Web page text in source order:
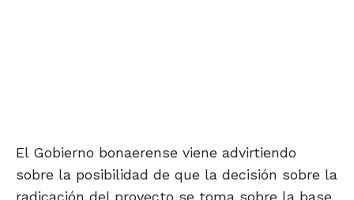
El Gobierno bonaerense viene advirtiendo
sobre la posibilidad de que la decisión sobre la